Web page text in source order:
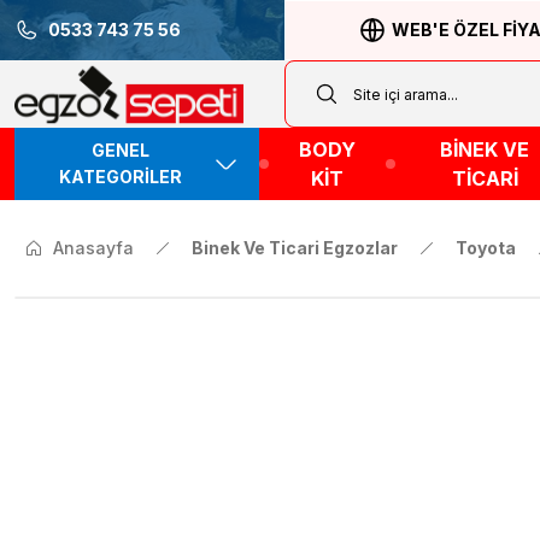
0533 743 75 56 WEB'E ÖZEL
GENEL
KATEGORİLER
BODY
KİT
BİNEK VE
TİCARİ
Anasayfa Binek Ve Ticari Egzozlar Toyota